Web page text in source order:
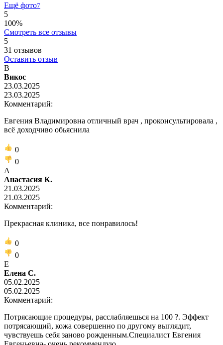
Ещё фото7
5
100%
Смотреть все отзывы
5
31 отзывов
Оставить отзыв
В
Викос
23.03.2025
23.03.2025
Комментарий:
Евгения Владимировна отличный врач , проконсультировала ,
всё доходчиво обьяснила
0
0
А
Анастасия К.
21.03.2025
21.03.2025
Комментарий:
Прекрасная клиника, все понравилось!
0
0
Е
Елена С.
05.02.2025
05.02.2025
Комментарий:
Потрясающие процедуры, расслабляешься на 100 ?. Эффект
потрясающий, кожа совершенно по другому выглядит,
чувствуешь себя заново рожденным.Специалист Евгения